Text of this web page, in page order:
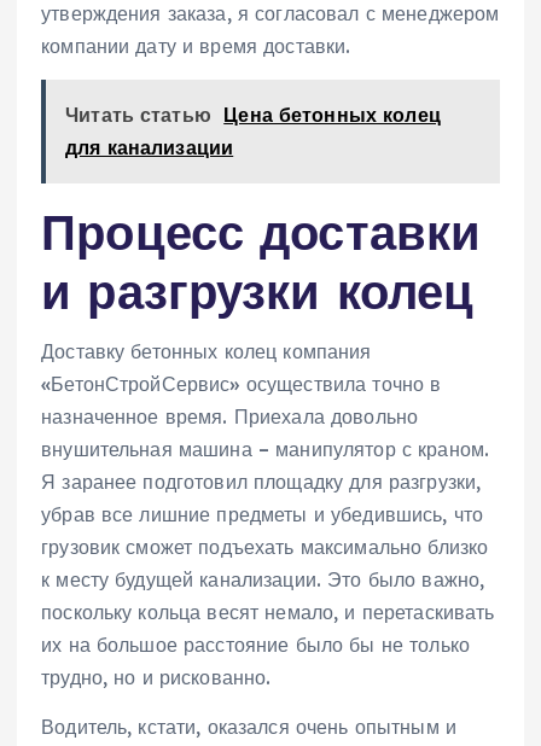
утверждения заказа‚ я согласовал с менеджером
компании дату и время доставки.
Читать статью Цена бетонных колец
для канализации
Процесс доставки
и разгрузки колец
Доставку бетонных колец компания
«БетонСтройСервис» осуществила точно в
назначенное время. Приехала довольно
внушительная машина – манипулятор с краном.
Я заранее подготовил площадку для разгрузки‚
убрав все лишние предметы и убедившись‚ что
грузовик сможет подъехать максимально близко
к месту будущей канализации. Это было важно‚
поскольку кольца весят немало‚ и перетаскивать
их на большое расстояние было бы не только
трудно‚ но и рискованно.
Водитель‚ кстати‚ оказался очень опытным и